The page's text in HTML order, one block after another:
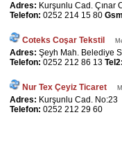
Adres: Kurşunlu Cad. Çınar
Telefon: 0252 214 15 80
Coteks Coşar Tekstil
Adres: Şeyh Mah. Belediye
Telefon: 0252 212 86 13 Tel2:
Nur Tex Çeyiz Ticaret
Adres: Kurşunlu Cad.
Telefon: 0252 212 29 60